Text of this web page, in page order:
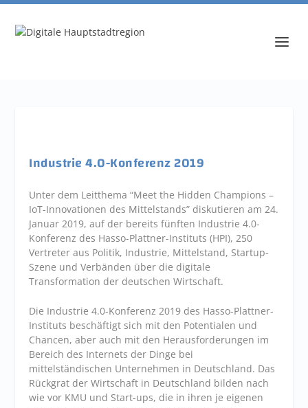
Industrie 4.0-Konferenz 2019
Unter dem Leitthema “Meet the Hidden Champions –
IoT-Innovationen des Mittelstands” diskutieren am 24.
Januar 2019, auf der bereits fünften Industrie 4.0-
Konferenz des Hasso-Plattner-Instituts (HPI), 250
Vertreter aus Politik, Industrie, Mittelstand, Startup-
Szene und Verbänden über die digitale
Transformation der deutschen Wirtschaft.
Die Industrie 4.0-Konferenz 2019 des Hasso-Plattner-
Instituts beschäftigt sich mit den Potentialen und
Chancen, aber auch mit den Herausforderungen im
Bereich des Internets der Dinge bei
mittelständischen Unternehmen in Deutschland. Das
Rückgrat der Wirtschaft in Deutschland bilden nach
wie vor KMU und Start-ups, die in ihren je eigenen